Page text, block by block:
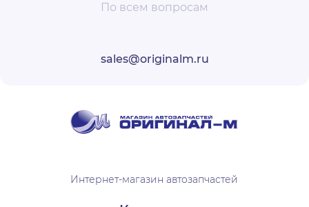
По всем вопросам
sales@originalm.ru
Интернет-магазин автозапчастей